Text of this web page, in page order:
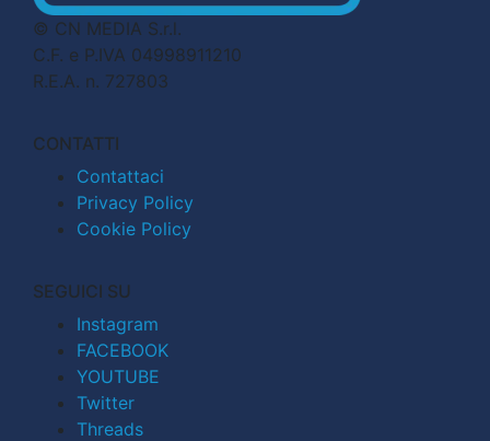
© CN MEDIA S.r.l.
C.F. e P.IVA 04998911210
R.E.A. n. 727803
CONTATTI
Contattaci
Privacy Policy
Cookie Policy
SEGUICI SU
Instagram
FACEBOOK
YOUTUBE
Twitter
Threads